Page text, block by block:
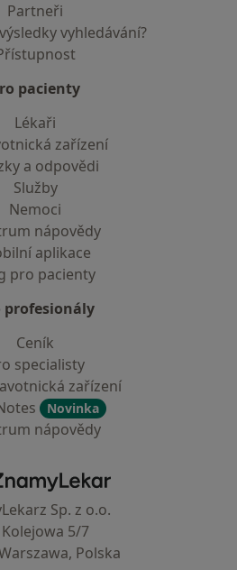
Partneři
vyhledávání?
pacienty
Lékaři
zařízení
a odpovědi
Služby
Nemoci
nápovědy
aplikace
pro pacienty
profesionály
Ceník
specialisty
zařízení
Novinka
nápovědy
ZnamyLekar - Hlavní stránka
Sp. z o.o.
5/7
Polska